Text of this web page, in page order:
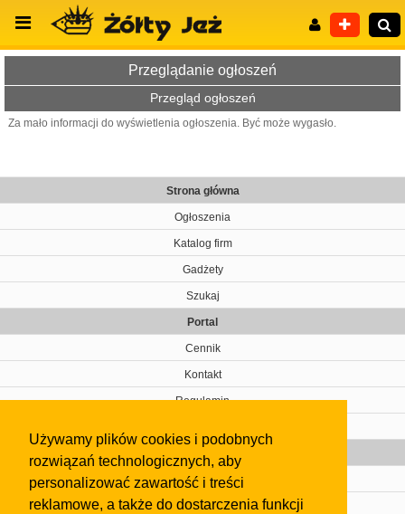
Używamy plików cookies i podobnych
rozwiązań technologicznych, aby
personalizować zawartość i treści
reklamowe, a także do dostarczenia funkcji
Przeglądanie ogłoszeń
Przegląd ogłoszeń
Za mało informacji do wyświetlenia ogłoszenia. Być może wygasło.
Strona główna
Ogłoszenia
Katalog firm
Gadżety
Szukaj
Portal
Cennik
Kontakt
Regulamin
Gazeta
Olkusz
Kontakt